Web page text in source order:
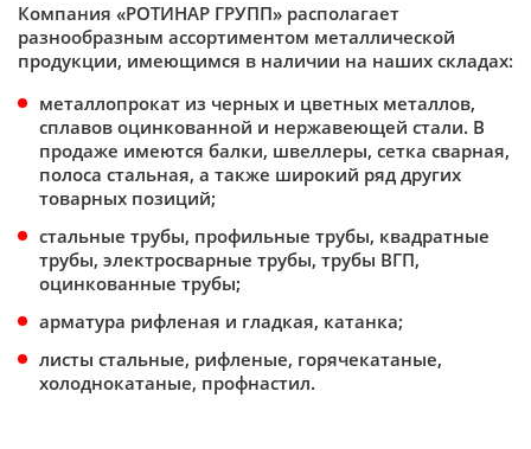
Компания «РОТИНАР ГРУПП» располагает
разнообразным ассортиментом металлической
продукции, имеющимся в наличии на наших складах:
металлопрокат из черных и цветных металлов,
сплавов оцинкованной и нержавеющей стали. В
продаже имеются балки, швеллеры, сетка сварная,
полоса стальная, а также широкий ряд других
товарных позиций;
стальные трубы, профильные трубы, квадратные
трубы, электросварные трубы, трубы ВГП,
оцинкованные трубы;
арматура рифленая и гладкая, катанка;
листы стальные, рифленые, горячекатаные,
холоднокатаные, профнастил.